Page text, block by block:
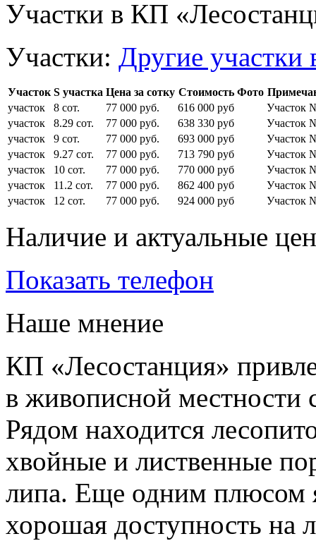
Участки в КП
Участки: Другие участки
Участок S участка Цена за сотку Стоимость Фото
участок
8 сот. 77 000 руб. 616 000 руб
Участок
участок
8.29 сот. 77 000 руб. 638 330 руб
Участок
участок
9 сот. 77 000 руб. 693 000 руб
Участок
участок
9.27 сот. 77 000 руб. 713 790 руб
Участок
участок
10 сот. 77 000 руб. 770 000 руб
Участок
участок
11.2 сот. 77 000 руб. 862 400 руб
Участок
участок
12 сот. 77 000 руб. 924 000 руб Участок
Наличие и актуальные
Показать телефон
Наше мнение
КП «Лесостанция»
в живописной местности
Рядом находится
хвойные и лиственные
липа. Еще одним плюсом
хорошая доступность на